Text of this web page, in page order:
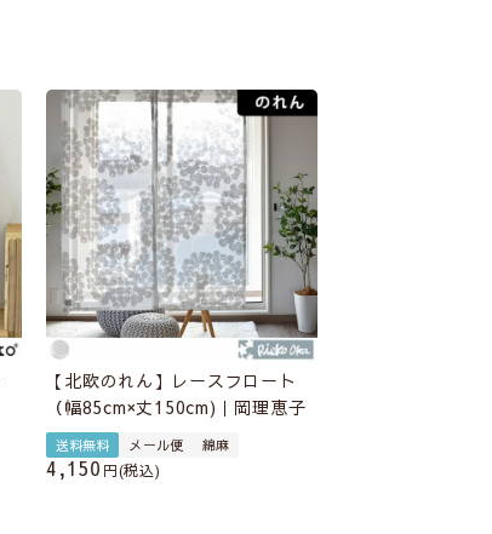
【北欧のれん】レースフロート
（幅85cm×丈150cm)｜岡理恵子
送料無料 メール便 綿麻
4,150 税込